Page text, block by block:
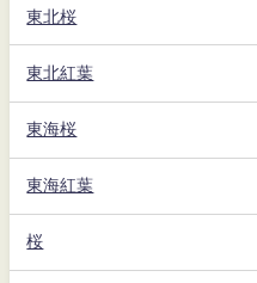
東北桜
東北紅葉
東海桜
東海紅葉
桜